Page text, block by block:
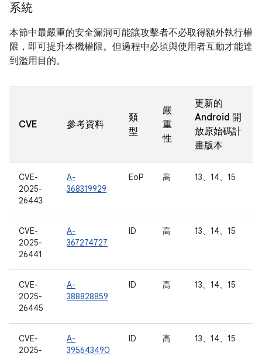
系統
本節中最嚴重的安全漏洞可能讓攻擊者不必取得額外執行權
限，即可提升本機權限。但過程中必須與使用者互動才能達
到濫用目的。
CVE 參考資料
類
型
嚴
重
性
更新的
Android 開
放原始碼計
畫版本
CVE-
2025-
26443
A-
368319929
EoP 高 13、14、15
CVE-
2025-
26441
A-
367274727
ID 高 13、14、15
CVE-
2025-
26445
A-
388828859
ID 高 13、14、15
CVE-
2025-
A-
395643490
ID 高 13、14、15